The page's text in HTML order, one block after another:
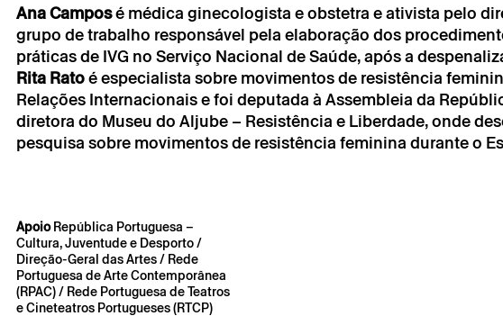
Ana Camposé médica ginecologista e obstetra e ativista pelo
grupo de trabalho responsável pela elaboração dos
práticas de IVG no Serviço Nacional de Saúde, após a
Rita Ratoé especialista sobre movimentos de resistência
Relações Internacionais e foi deputada à Assembleia da
diretora do Museu do Aljube – Resistência e Liberdade, onde
pesquisa sobre movimentos de resistência feminina durante o
ApoioRepública Portuguesa –
Cultura, Juventude e Desporto /
Direção-Geral das Artes / Rede
Portuguesa de Arte Contemporânea
(RPAC) / Rede Portuguesa de Teatros
e Cineteatros Portugueses (RTCP)